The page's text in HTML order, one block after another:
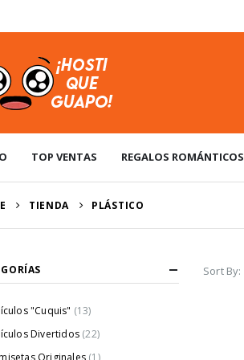
TOP VENTAS REGALOS ROMÁNTICOS
TIENDA ‎PLÁSTICO
Sort By:
"Cuquis" (13)
Divertidos (22)
Originales (1)